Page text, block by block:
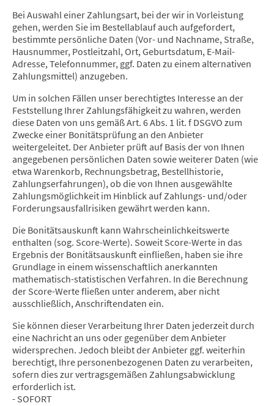
Bei Auswahl einer Zahlungsart, bei der wir in Vorleistung
gehen, werden Sie im Bestellablauf auch aufgefordert,
bestimmte persönliche Daten (Vor- und Nachname, Straße,
Hausnummer, Postleitzahl, Ort, Geburtsdatum, E-Mail-
Adresse, Telefonnummer, ggf. Daten zu einem alternativen
Zahlungsmittel) anzugeben.
Um in solchen Fällen unser berechtigtes Interesse an der
Feststellung Ihrer Zahlungsfähigkeit zu wahren, werden
diese Daten von uns gemäß Art. 6 Abs. 1 lit. f DSGVO zum
Zwecke einer Bonitätsprüfung an den Anbieter
weitergeleitet. Der Anbieter prüft auf Basis der von Ihnen
angegebenen persönlichen Daten sowie weiterer Daten (wie
etwa Warenkorb, Rechnungsbetrag, Bestellhistorie,
Zahlungserfahrungen), ob die von Ihnen ausgewählte
Zahlungsmöglichkeit im Hinblick auf Zahlungs- und/oder
Forderungsausfallrisiken gewährt werden kann.
Die Bonitätsauskunft kann Wahrscheinlichkeitswerte
enthalten (sog. Score-Werte). Soweit Score-Werte in das
Ergebnis der Bonitätsauskunft einfließen, haben sie ihre
Grundlage in einem wissenschaftlich anerkannten
mathematisch-statistischen Verfahren. In die Berechnung
der Score-Werte fließen unter anderem, aber nicht
ausschließlich, Anschriftendaten ein.
Sie können dieser Verarbeitung Ihrer Daten jederzeit durch
eine Nachricht an uns oder gegenüber dem Anbieter
widersprechen. Jedoch bleibt der Anbieter ggf. weiterhin
berechtigt, Ihre personenbezogenen Daten zu verarbeiten,
sofern dies zur vertragsgemäßen Zahlungsabwicklung
erforderlich ist.
- SOFORT